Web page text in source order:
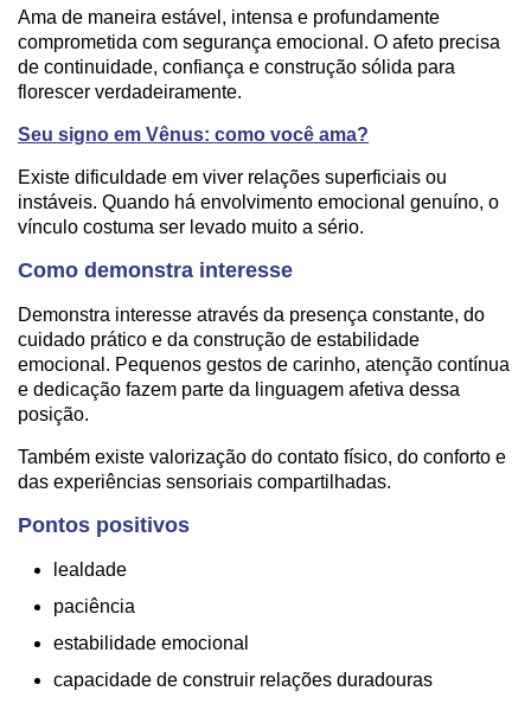
Ama de maneira estável, intensa e profundamente
comprometida com segurança emocional. O afeto precisa
de continuidade, confiança e construção sólida para
florescer verdadeiramente.
Seu signo em Vênus: como você ama?
Existe dificuldade em viver relações superficiais ou
instáveis. Quando há envolvimento emocional genuíno, o
vínculo costuma ser levado muito a sério.
Como demonstra interesse
Demonstra interesse através da presença constante, do
cuidado prático e da construção de estabilidade
emocional. Pequenos gestos de carinho, atenção contínua
e dedicação fazem parte da linguagem afetiva dessa
posição.
Também existe valorização do contato físico, do conforto e
das experiências sensoriais compartilhadas.
Pontos positivos
lealdade
paciência
estabilidade emocional
capacidade de construir relações duradouras